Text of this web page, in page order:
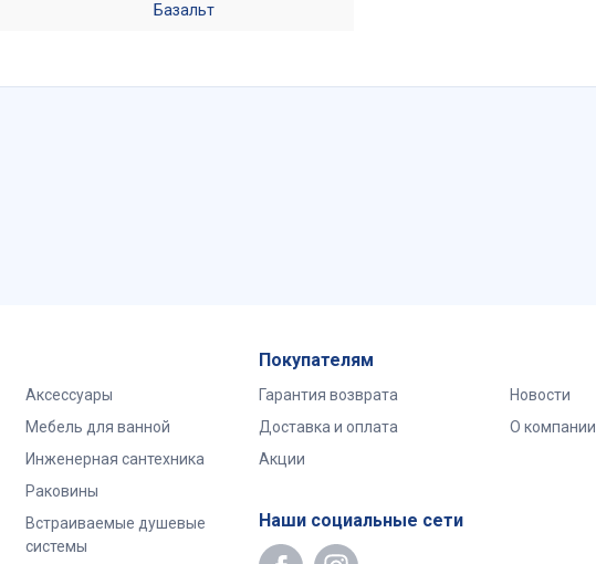
Базальт
Аксессуары
Мебель для ванной
Инженерная сантехника
Раковины
Встраиваемые душевые
системы
Покупателям
Гарантия возврата
Доставка и оплата
Акции
Новости
О компании
Наши социальные сети